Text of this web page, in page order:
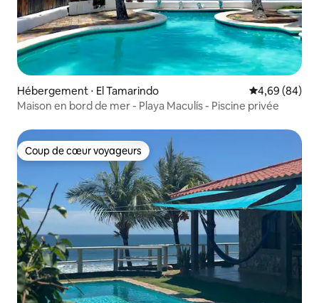
Hébergement ⋅ El Tamarindo Évaluation
4,69 (84)
Maison en bord de mer - Playa Maculís - Piscine privée
Coup de cœur voyageurs
Coup de cœur voyageurs